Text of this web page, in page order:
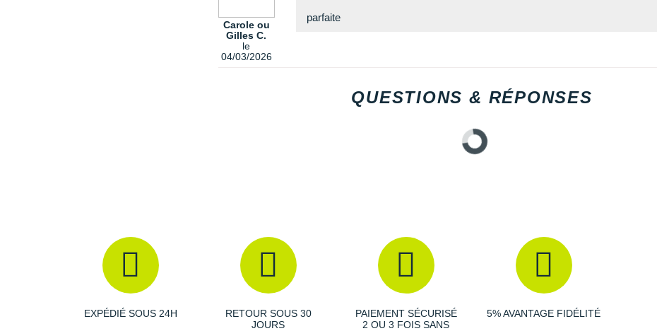
Carole ou
Gilles C.
le
04/03/2026
parfaite
QUESTIONS & RÉPONSES
EXPÉDIÉ SOUS 24H
RETOUR SOUS 30
JOURS
PAIEMENT SÉCURISÉ
2 OU 3 FOIS SANS
5% AVANTAGE FIDÉLITÉ